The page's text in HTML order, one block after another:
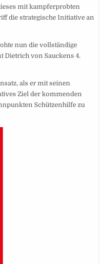
mit kampferprobten
die strategische Initiative an
nun die vollständige
Dietrich von Sauckens 4.
als er mit seinen
Ziel der kommenden
Schützenhilfe zu